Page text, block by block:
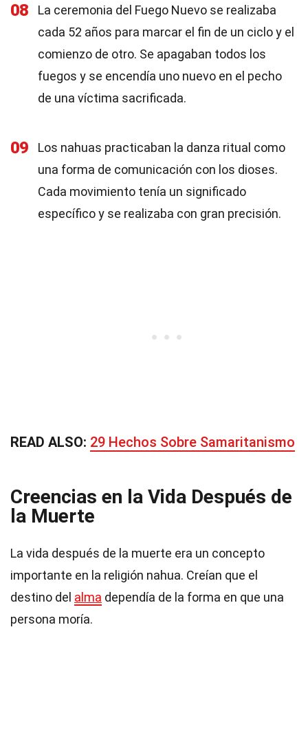
08
La ceremonia del Fuego Nuevo se realizaba
cada 52 años para marcar el fin de un ciclo y el
comienzo de otro. Se apagaban todos los
fuegos y se encendía uno nuevo en el pecho
de una víctima sacrificada.
09
Los nahuas practicaban la danza ritual como
una forma de comunicación con los dioses.
Cada movimiento tenía un significado
específico y se realizaba con gran precisión.
READ ALSO: 29 Hechos Sobre Samaritanismo
Creencias en la Vida Después de
la Muerte
La vida después de la muerte era un concepto
importante en la religión nahua. Creían que el
destino del alma dependía de la forma en que una
persona moría.